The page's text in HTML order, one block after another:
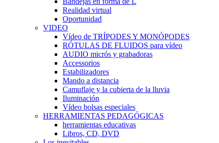
Realidad virtual
Oportunidad
VIDEO
Vídeo de TRÍPODES Y MONÓPODES
RÓTULAS DE FLUIDOS para vídeo
AUDIO micrós y grabadoras
Accessorios
Estabilizadores
Mando a distancia
Camuflaje y la cubierta de la lluvia
Iluminación
Vídeo bolsas especiales
HERRAMIENTAS PEDAGÓGICAS
herramientas educativas
Libros, CD, DVD